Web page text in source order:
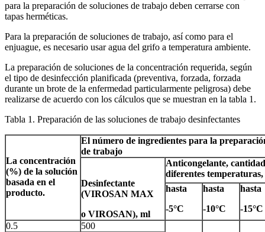
para la preparación de soluciones de trabajo deben cerrarse con
tapas herméticas.
Para la preparación de soluciones de trabajo, así como para el
enjuague, es necesario usar agua del grifo a temperatura ambiente.
La preparación de soluciones de la concentración requerida, según
el tipo de desinfección planificada (preventiva, forzada, forzada
durante un brote de la enfermedad particularmente peligrosa) debe
realizarse de acuerdo con los cálculos que se muestran en la tabla 1.
Tabla 1. Preparación de las soluciones de trabajo desinfectantes
La concentración
(%) de la solución
basada en el
producto.
El número de ingredientes para la
de trabajo
Desinfectante
(VIROSAN MAX
o VIROSAN), ml
Anticongelante,
diferentes
hasta
-5°С
hasta
-10°С
hasta
-15°С
0.5
500